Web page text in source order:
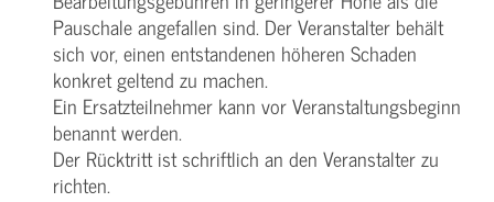
Pauschale angefallen sind. Der Veranstalter behält
sich vor, einen entstandenen höheren Schaden
konkret geltend zu machen.
Ein Ersatzteilnehmer kann vor Veranstaltungsbeginn
benannt werden.
Der Rücktritt ist schriftlich an den Veranstalter zu
richten.